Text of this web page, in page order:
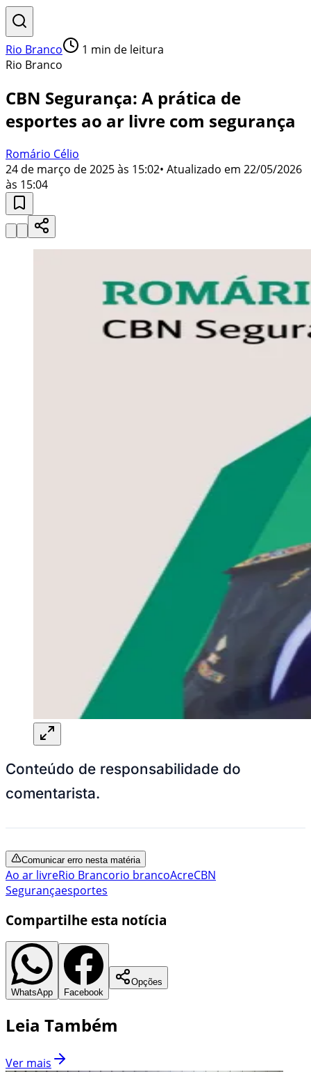
Rio Branco 1 min de leitura
Rio Branco
CBN Segurança: A prática de
esportes ao ar livre com segurança
Romário Célio
24 de março de 2025 às 15:02• Atualizado em 22/05/2026
às 15:04
Conteúdo de responsabilidade do
comentarista.
Comunicar erro nesta matéria
Ao ar livreRio Brancorio brancoAcreCBN
Segurançaesportes
Compartilhe esta notícia
WhatsApp Facebook
Opções
Leia Também
Ver mais